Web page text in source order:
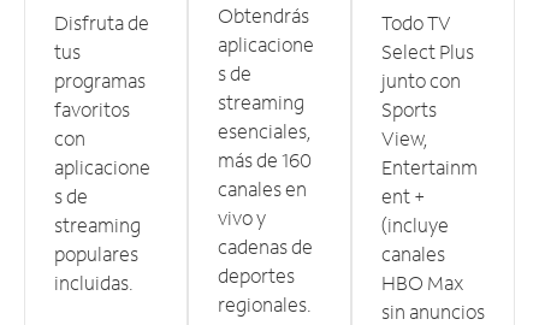
Disfruta de
tus
programas
favoritos
con
aplicacione
s de
streaming
populares
incluidas.
Obtendrás
aplicacione
s de
streaming
esenciales,
más de 160
canales en
vivo y
cadenas de
deportes
regionales.
Todo TV
Select Plus
junto con
Sports
View,
Entertainm
ent +
(incluye
canales
HBO Max
sin anuncios